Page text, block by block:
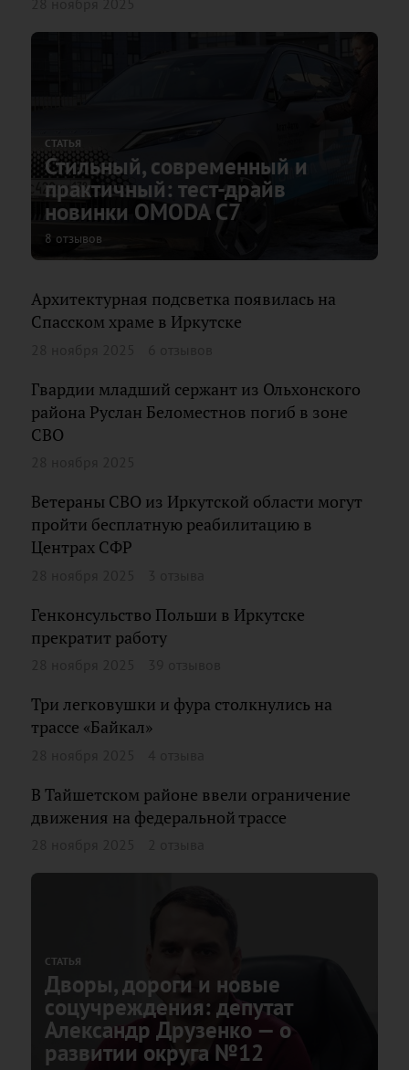
СТАТЬЯ
Стильный, современный и
практичный: тест-драйв
новинки OMODA C7
8 отзывов
Архитектурная подсветка появилась на
Спасском храме в Иркутске
Гвардии младший сержант из Ольхонского
района Руслан Беломестнов погиб в зоне
СВО
Ветераны СВО из Иркутской области могут
пройти бесплатную реабилитацию в
Центрах СФР
Генконсульство Польши в Иркутске
прекратит работу
Три легковушки и фура столкнулись на
трассе «Байкал»
В Тайшетском районе ввели ограничение
движения на федеральной трассе
СТАТЬЯ
Дворы, дороги и новые
соцучреждения: депутат
Александр Друзенко — о
развитии округа №12